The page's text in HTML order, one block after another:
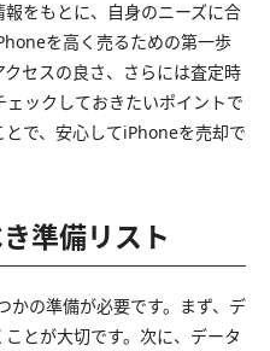
をもとに、自身のニーズに合
を高く売るための第一歩
セスの良さ、さらには査定時
ックしておきたいポイントで
で、安心してiPhoneを売却で
準備リスト
かの準備が必要です。まず、デ
とが大切です。次に、データ